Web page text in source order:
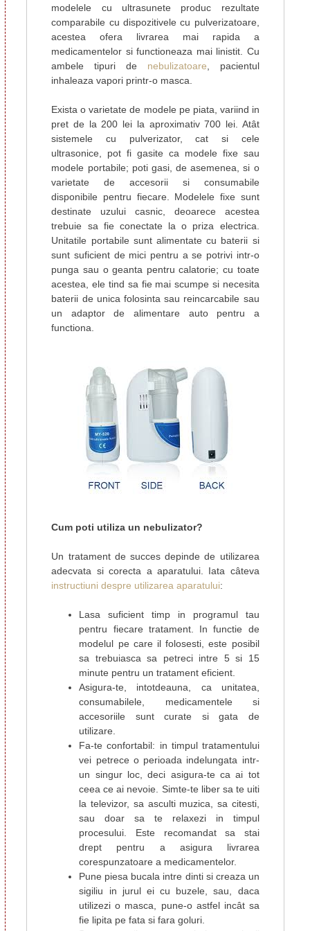
modelele cu ultrasunete produc rezultate
comparabile cu dispozitivele cu pulverizatoare,
acestea ofera livrarea mai rapida a
medicamentelor si functioneaza mai linistit. Cu
ambele tipuri de nebulizatoare , pacientul
inhaleaza vapori printr-o masca.
Exista o varietate de modele pe piata, variind in
pret de la 200 lei la aproximativ 700 lei. Atât
sistemele cu pulverizator, cat si cele
ultrasonice, pot fi gasite ca modele fixe sau
modele portabile; poti gasi, de asemenea, si o
varietate de accesorii si consumabile
disponibile pentru fiecare. Modelele fixe sunt
destinate uzului casnic, deoarece acestea
trebuie sa fie conectate la o priza electrica.
Unitatile portabile sunt alimentate cu baterii si
sunt suficient de mici pentru a se potrivi intr-o
punga sau o geanta pentru calatorie; cu toate
acestea, ele tind sa fie mai scumpe si necesita
baterii de unica folosinta sau reincarcabile sau
un adaptor de alimentare auto pentru a
functiona.
Cum poti utiliza un nebulizator?
Un tratament de succes depinde de utilizarea
adecvata si corecta a aparatului. Iata câteva
instructiuni despre utilizarea aparatului:
Lasa suficient timp in programul tau
pentru fiecare tratament. In functie de
modelul pe care il folosesti, este posibil
sa trebuiasca sa petreci intre 5 si 15
minute pentru un tratament eficient.
Asigura-te, intotdeauna, ca unitatea,
consumabilele, medicamentele si
accesoriile sunt curate si gata de
utilizare.
Fa-te confortabil: in timpul tratamentului
vei petrece o perioada indelungata intr-
un singur loc, deci asigura-te ca ai tot
ceea ce ai nevoie. Simte-te liber sa te uiti
la televizor, sa asculti muzica, sa citesti,
sau doar sa te relaxezi in timpul
procesului. Este recomandat sa stai
drept pentru a asigura livrarea
corespunzatoare a medicamentelor.
Pune piesa bucala intre dinti si creaza un
sigiliu in jurul ei cu buzele, sau, daca
utilizezi o masca, pune-o astfel incât sa
fie lipita pe fata si fara goluri.